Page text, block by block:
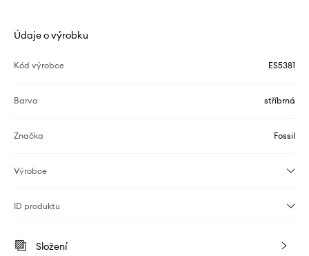
Údaje o výrobku
Kód výrobce ES5381
Barva stříbrná
Značka Fossil
Výrobce
ID produktu
Složení